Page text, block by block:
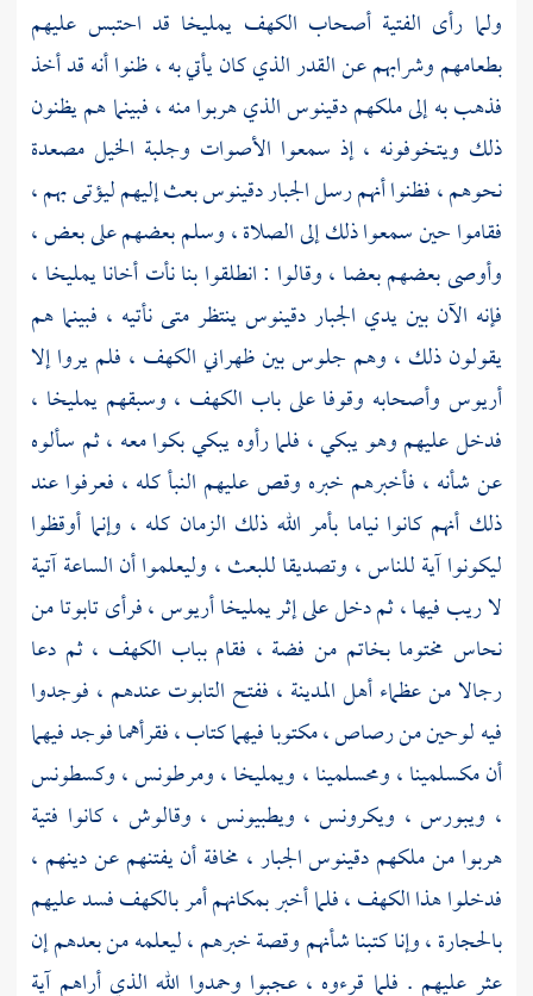
ولما رأى الفتيةأصحاب الكهف يمليخا قد احتبس عليهم
بطعامهم وشرابهم عن القدر الذي كان يأتي به ، ظنوا أنه قد أخذ
فذهب به إلى ملكهمدقينوسالذي هربوا منه ، فبينما هم يظنون
ذلك ويتخوفونه ، إذ سمعوا الأصوات وجلبة الخيل مصعدة
نحوهم ، فظنوا أنهم رسل الجباردقينوسبعث إليهم ليؤتى بهم ،
فقاموا حين سمعوا ذلك إلى الصلاة ، وسلم بعضهم على بعض ،
وأوصى بعضهم بعضا ، وقالوا : انطلقوا بنا نأت أخانايمليخا ،
فإنه الآن بين يدي الجباردقينوسينتظر متى نأتيه ، فبينما هم
يقولون ذلك ، وهم جلوس بين ظهراني الكهف ، فلم يروا إلا
أريوس وأصحابه وقوفا على باب الكهف ، وسبقهم يمليخا ،
فدخل عليهم وهو يبكي ، فلما رأوه يبكي بكوا معه ، ثم سألوه
عن شأنه ، فأخبرهم خبره وقص عليهم النبأ كله ، فعرفوا عند
ذلك أنهم كانوا نياما بأمر الله ذلك الزمان كله ، وإنما أوقظوا
ليكونوا آية للناس ، وتصديقا للبعث ، وليعلموا أن الساعة آتية
لا ريب فيها ، ثم دخل على إثريمليخاأريوس ،فرأى تابوتا من
نحاس مختوما بخاتم من فضة ، فقام بباب الكهف ، ثم دعا
رجالا من عظماء أهل المدينة ، ففتح التابوت عندهم ، فوجدوا
فيه لوحين من رصاص ، مكتوبا فيهما كتاب ، فقرأهما فوجد فيهما
أنمكسلمينا ،ومحسلمينا ، ويمليخا ،ومرطونس ،وكسطونس
، ويبورس ، ويكرونس ، ويطبيونس ، وقالوش ،كانوا فتية
هربوا من ملكهمدقينوسالجبار ، مخافة أن يفتنهم عن دينهم ،
فدخلوا هذا الكهف ، فلما أخبر بمكانهم أمر بالكهف فسد عليهم
بالحجارة ، وإنا كتبنا شأنهم وقصة خبرهم ، ليعلمه من بعدهم إن
عثر عليهم . فلما قرءوه ، عجبوا وحمدوا الله الذي أراهم آية